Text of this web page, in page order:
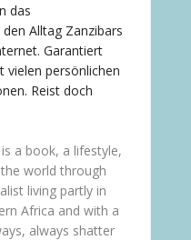
das
Alltag Zanzibars
Garantiert
vielen persönlichen
Reist doch
a book, a lifestyle,
world through
living partly in
Africa and with a
always shatter